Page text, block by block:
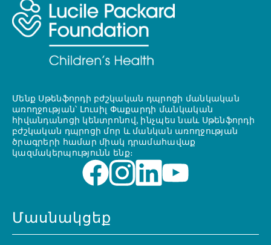
Մենք Սթենֆորդի բժշկական դպրոցի մանկական
առողջության՝ Լուսիլ Փաքարդի մանկական
հիվանդանոցի կենտրոնով, ինչպես նաև Սթենֆորդի
բժշկական դպրոցի մոր և մանկան առողջության
ծրագրերի համար միակ դրամահավաք
կազմակերպությունն ենք։
Մասնակցեք